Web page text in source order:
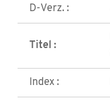
D-Verz. :
Titel :
Index :